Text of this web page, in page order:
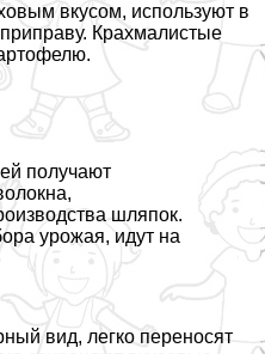
вкусом, используют в
Крахмалистые
получают
шляпок.
урожая, идут на
вид, легко переносят